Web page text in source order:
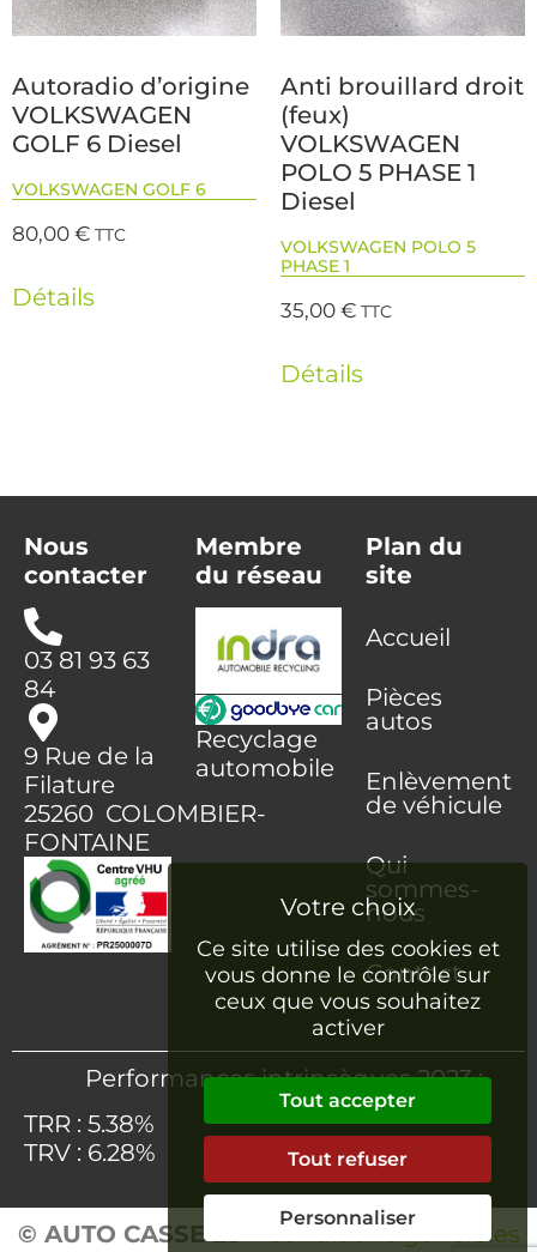
Autoradio d’origine
VOLKSWAGEN
GOLF 6 Diesel
VOLKSWAGEN GOLF 6
80,00€ TTC
Détails
Anti brouillard droit
(feux)
VOLKSWAGEN
POLO 5 PHASE 1
Diesel
VOLKSWAGEN POLO 5
PHASE 1
35,00€ TTC
Détails
Nous
contacter
03 81 93 63
84
9 Rue de la
Filature
25260 COLOMBIER-
FONTAINE
Membre
du réseau
Recyclage
automobile
Plan du
site
Accueil
Pièces
autos
Enlèvement
de véhicule
Qui
sommes-
nous
Contact
Performances intrinsèques 2023 :
TRR : 5.38%
TRV : 6.28%
© AUTO CASSE 25–Conditions générales
Ce site utilise des cookies et
vous donne le contrôle sur
ceux que vous souhaitez
activer
Tout accepter
Tout refuser
Personnaliser